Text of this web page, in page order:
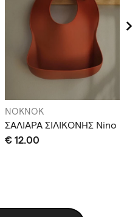
NOKNOK
ΣΑΛΙΑΡΑ ΣΙΛΙΚΟΝΗΣ Nino
€ 12.00